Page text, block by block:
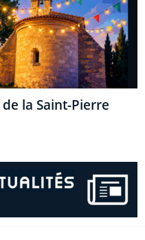
la Saint-Pierre